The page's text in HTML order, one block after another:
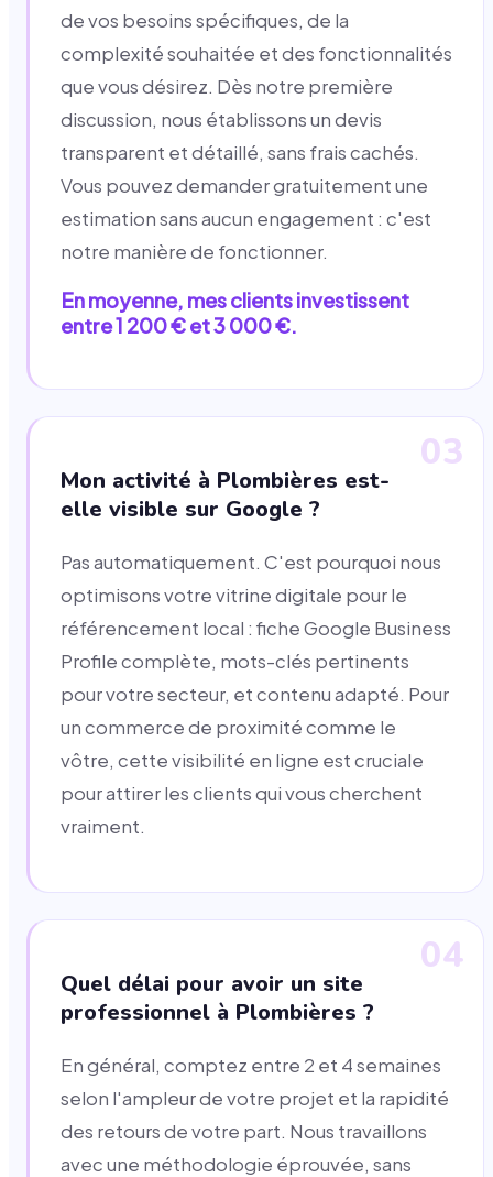
de vos besoins spécifiques, de la
complexité souhaitée et des fonctionnalités
que vous désirez. Dès notre première
discussion, nous établissons un devis
transparent et détaillé, sans frais cachés.
Vous pouvez demander gratuitement une
estimation sans aucun engagement : c'est
notre manière de fonctionner.
En moyenne, mes clients investissent
entre 1 200 € et 3 000 €.
03
Mon activité à Plombières est-
elle visible sur Google ?
Pas automatiquement. C'est pourquoi nous
optimisons votre vitrine digitale pour le
référencement local : fiche Google Business
Profile complète, mots-clés pertinents
pour votre secteur, et contenu adapté. Pour
un commerce de proximité comme le
vôtre, cette visibilité en ligne est cruciale
pour attirer les clients qui vous cherchent
vraiment.
04
Quel délai pour avoir un site
professionnel à Plombières ?
En général, comptez entre 2 et 4 semaines
selon l'ampleur de votre projet et la rapidité
des retours de votre part. Nous travaillons
avec une méthodologie éprouvée, sans